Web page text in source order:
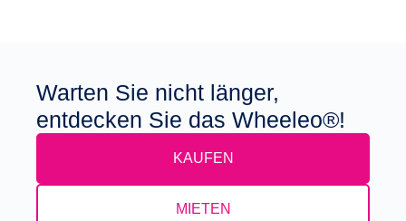
Warten Sie nicht länger,
entdecken Sie das Wheeleo®!
KAUFEN
MIETEN